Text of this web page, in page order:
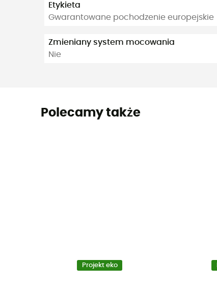
Etykieta
Gwarantowane pochodzenie europejskie
Zmieniany system mocowania
Nie
Polecamy także
Projekt eko